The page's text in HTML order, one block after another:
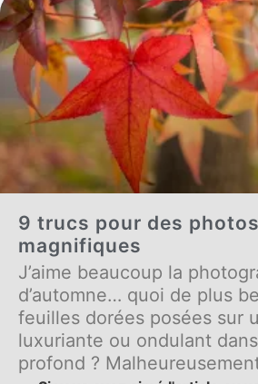
9 trucs pour des photos
magnifiques
J’aime beaucoup la
d’automne… quoi de plus
feuilles dorées posées sur
luxuriante ou ondulant
profond ?